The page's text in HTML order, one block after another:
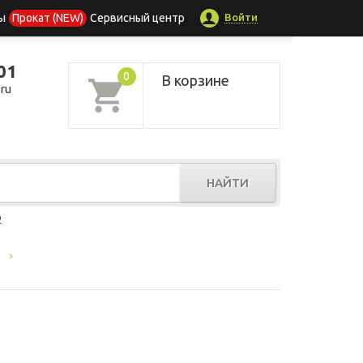
Прокат (NEW) Сервисный центр Войти
0 В корзине
НАЙТИ